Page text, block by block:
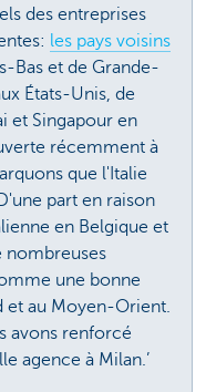
des entreprises
les pays voisins
Bas et de Grande-
États-Unis, de
et Singapour en
récemment à
que l'Italie
part en raison
en Belgique et
nombreuses
une bonne
et au Moyen-Orient.
avons renforcé
agence à Milan.’